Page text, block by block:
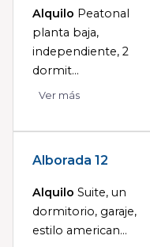
Alquilo Peatonal
planta baja,
independiente, 2
dormit...
Ver más
Alborada 12
Alquilo Suite, un
dormitorio, garaje,
estilo american...